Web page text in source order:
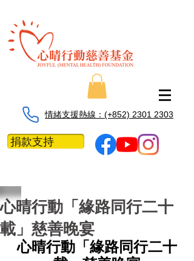
情緒支援熱線：​​(+852) 2301 2303
捐款支持
心晴行動「緣路同行二十
載」慈善晚宴
心晴行動「緣路同行二十